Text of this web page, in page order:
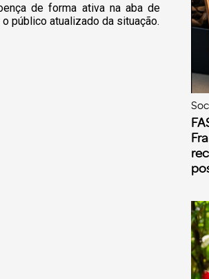
de forma ativa na aba de
público atualizado da situação.